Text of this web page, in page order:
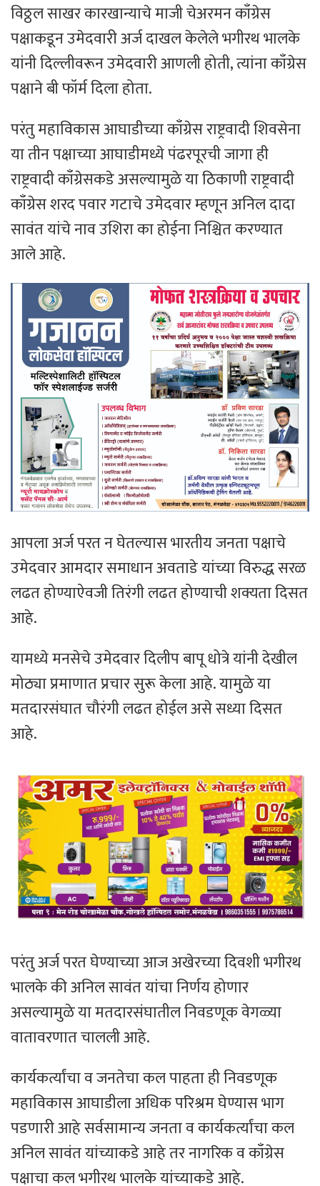
विठ्ठल साखर कारखान्याचे माजी चेअरमन काँग्रेस
पक्षाकडून उमेदवारी अर्ज दाखल केलेले भगीरथ भालके
यांनी दिल्लीवरून उमेदवारी आणली होती, त्यांना काँग्रेस
पक्षाने बी फॉर्म दिला होता.
परंतु महाविकास आघाडीच्या काँग्रेस राष्ट्रवादी शिवसेना
या तीन पक्षाच्या आघाडीमध्ये पंढरपूरची जागा ही
राष्ट्रवादी काँग्रेसकडे असल्यामुळे या ठिकाणी राष्ट्रवादी
काँग्रेस शरद पवार गटाचे उमेदवार म्हणून अनिल दादा
सावंत यांचे नाव उशिरा का होईना निश्चित करण्यात
आले आहे.
आपला अर्ज परत न घेतल्यास भारतीय जनता पक्षाचे
उमेदवार आमदार समाधान अवताडे यांच्या विरुद्ध सरळ
लढत होण्याऐवजी तिरंगी लढत होण्याची शक्यता दिसत
आहे.
यामध्ये मनसेचे उमेदवार दिलीप बापू धोत्रे यांनी देखील
मोठ्या प्रमाणात प्रचार सुरू केला आहे. यामुळे या
मतदारसंघात चौरंगी लढत होईल असे सध्या दिसत
आहे.
परंतु अर्ज परत घेण्याच्या आज अखेरच्या दिवशी भगीरथ
भालके की अनिल सावंत यांचा निर्णय होणार
असल्यामुळे या मतदारसंघातील निवडणूक वेगळ्या
वातावरणात चालली आहे.
कार्यकर्त्यांचा व जनतेचा कल पाहता ही निवडणूक
महाविकास आघाडीला अधिक परिश्रम घेण्यास भाग
पडणारी आहे सर्वसामान्य जनता व कार्यकर्त्यांचा कल
अनिल सावंत यांच्याकडे आहे तर नागरिक व काँग्रेस
पक्षाचा कल भगीरथ भालके यांच्याकडे आहे.